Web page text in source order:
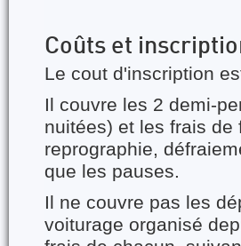
Coûts et
Le cout d'inscription
Il couvre les 2 demi-
nuitées) et les frais
reprographie,
que les pauses.
Il ne couvre pas les
voiturage organisé